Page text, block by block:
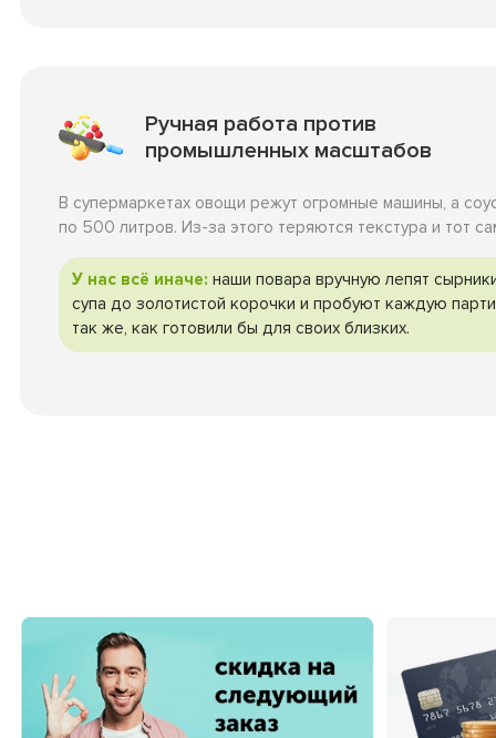
Ручная работа против
промышленных масштабов
В супермаркетах овощи режут огромные машины, а
по 500 литров. Из-за этого теряются текстура и тот
У нас всё иначе: наши повара вручную лепят
супа до золотистой корочки и пробуют каждую
так же, как готовили бы для своих близких.